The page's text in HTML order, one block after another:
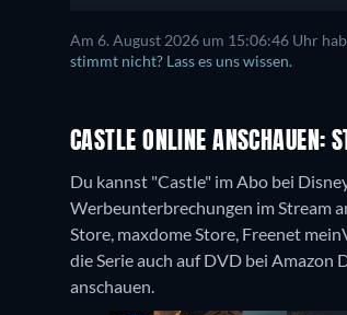
Am 6. August 2026 um 15:06:46 Uhr
stimmt nicht? Lass es uns wissen.
CASTLE ONLINE ANSCHAUEN:
Du kannst "Castle" im Abo bei
Werbeunterbrechungen im Stream
Store, maxdome Store, Freenet
die Serie auch auf DVD bei Amazon
anschauen.